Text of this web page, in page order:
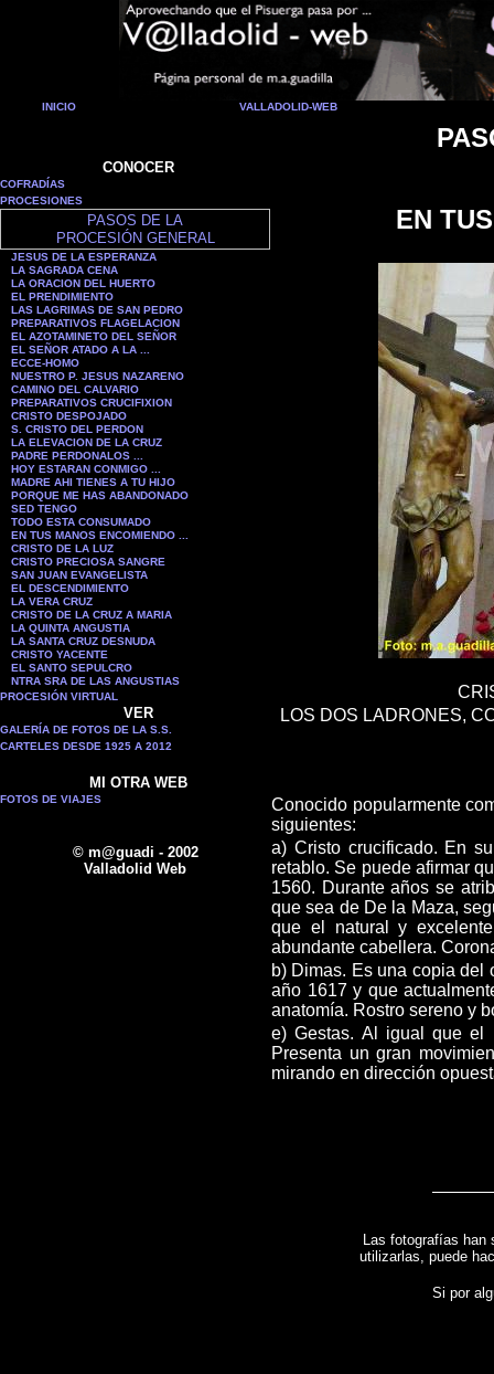
INICIO VALLADOLID-WEB
CONOCER
COFRADÍAS
PROCESIONES
PASOS DE LA
PROCESIÓN GENERAL
JESUS DE LA ESPERANZA
LA SAGRADA CENA
LA ORACION DEL HUERTO
EL PRENDIMIENTO
LAS LAGRIMAS DE SAN PEDRO
PREPARATIVOS FLAGELACION
EL AZOTAMINETO DEL SEÑOR
EL SEÑOR ATADO A LA ...
ECCE-HOMO
NUESTRO P. JESUS NAZARENO
CAMINO DEL CALVARIO
PREPARATIVOS CRUCIFIXION
CRISTO DESPOJADO
S. CRISTO DEL PERDON
LA ELEVACION DE LA CRUZ
PADRE PERDONALOS ...
HOY ESTARAN CONMIGO ...
MADRE AHI TIENES A TU HIJO
PORQUE ME HAS ABANDONADO
SED TENGO
TODO ESTA CONSUMADO
EN TUS MANOS ENCOMIENDO ...
CRISTO DE LA LUZ
CRISTO PRECIOSA SANGRE
SAN JUAN EVANGELISTA
EL DESCENDIMIENTO
LA VERA CRUZ
CRISTO DE LA CRUZ A MARIA
LA QUINTA ANGUSTIA
LA SANTA CRUZ DESNUDA
CRISTO YACENTE
EL SANTO SEPULCRO
NTRA SRA DE LAS ANGUSTIAS
PROCESIÓN VIRTUAL
VER
GALERÍA DE FOTOS DE LA S.S.
CARTELES DESDE 1925 A 2012
MI OTRA WEB
FOTOS DE VIAJES
© m@guadi - 2002
Valladolid Web
EN
LOS DOS LADRONES,
Conocido popularmente
siguientes:
a) Cristo crucificado. En
retablo. Se puede afirmar
1560. Durante años se
que sea de De la Maza,
que el natural y
abundante cabellera.
b) Dimas. Es una copia del
año 1617 y que
anatomía. Rostro sereno y
e) Gestas. Al igual que el
Presenta un gran
mirando en dirección
Las fotografías han
utilizarlas, puede
Si por